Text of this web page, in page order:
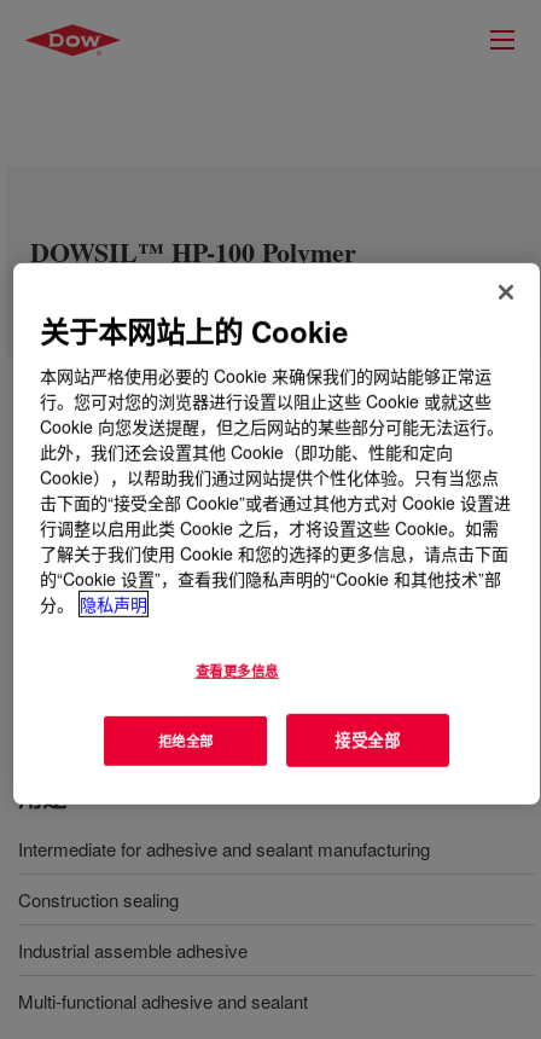
DOWSIL™ HP-100 Polymer
什么是DOWSIL™ HP-100 Polymer
DOWSIL™ HP-100 Polymer is a silane terminated
polyether used in moisture curing adhesive and sealant
formulation.
用途
Intermediate for adhesive and sealant manufacturing
Construction sealing
Industrial assemble adhesive
Multi-functional adhesive and sealant
关于本网站上的 Cookie
本网站严格使用必要的 Cookie 来确保我们的网站能够正常运
行。您可对您的浏览器进行设置以阻止这些 Cookie 或就这些
Cookie 向您发送提醒，但之后网站的某些部分可能无法运行。
此外，我们还会设置其他 Cookie（即功能、性能和定向
Cookie），以帮助我们通过网站提供个性化体验。只有当您点
击下面的“接受全部 Cookie”或者通过其他方式对 Cookie 设置进
行调整以启用此类 Cookie 之后，才将设置这些 Cookie。如需
了解关于我们使用 Cookie 和您的选择的更多信息，请点击下面
的“Cookie 设置”，查看我们隐私声明的“Cookie 和其他技术”部
分。
隐私声明
查看更多信息
拒绝全部 接受全部